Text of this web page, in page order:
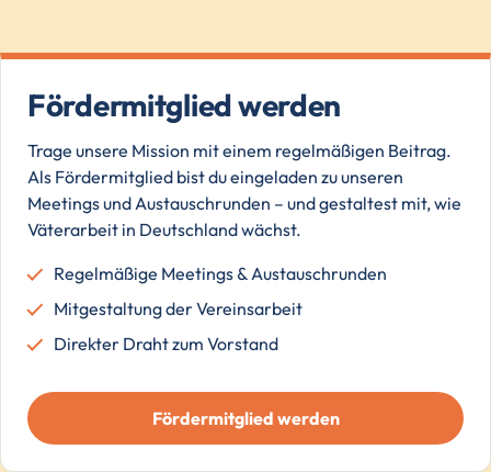
Fördermitglied werden
Trage unsere Mission mit einem regelmäßigen Beitrag.
Als Fördermitglied bist du eingeladen zu unseren
Meetings und Austauschrunden – und gestaltest mit, wie
Väterarbeit in Deutschland wächst.
Regelmäßige Meetings & Austauschrunden
Mitgestaltung der Vereinsarbeit
Direkter Draht zum Vorstand
Fördermitglied werden